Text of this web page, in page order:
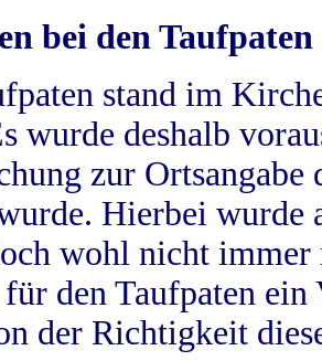
bei den Taufpaten
stand im
wurde deshalb
zur
Hierbei wurde
wohl nicht
den Taufpaten
der Richtigkeit